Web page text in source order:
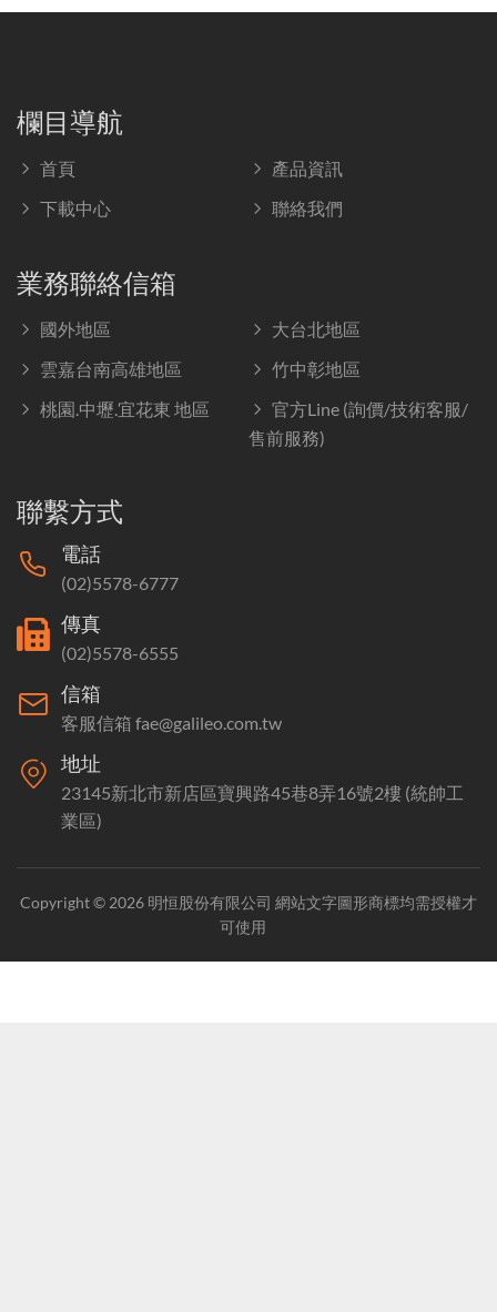
欄目導航
首頁
產品資訊
下載中心
聯絡我們
業務聯絡信箱
國外地區
大台北地區
雲嘉台南高雄地區
竹中彰地區
桃園.中壢.宜花東 地區
官方Line (詢價/技術客服/
售前服務)
聯繫方式
電話
(02)5578-6777
傳真
(02)5578-6555
信箱
客服信箱 fae@galileo.com.tw
地址
23145新北市新店區寶興路45巷8弄16號2樓 (統帥工
業區)
Copyright © 2026 明恒股份有限公司 網站文字圖形商標均需授權才
可使用